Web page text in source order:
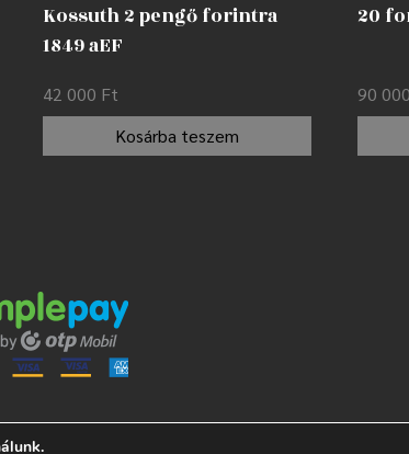
Kossuth 2 pengő forintra
1849 aEF
42 000 Ft
Kosárba teszem
20
90 000